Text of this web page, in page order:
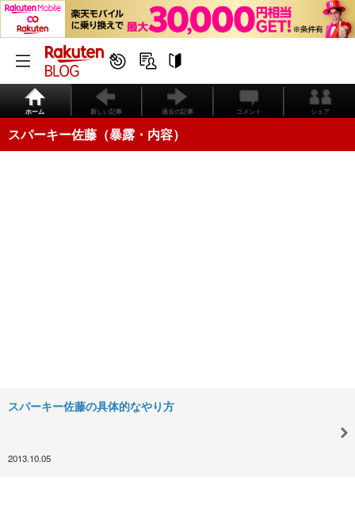
ホーム 新しい記事 過去の記事 コメント シェア
スパーキー佐藤（暴露・内容）
スパーキー佐藤の具体的なやり方
2013.10.05